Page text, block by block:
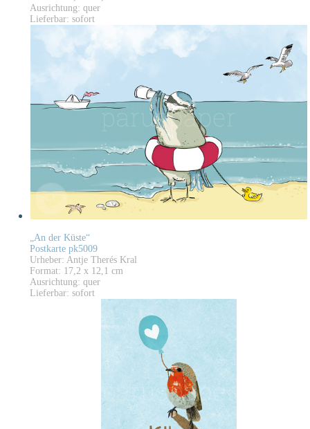
Ausrichtung: quer
Lieferbar: sofort
„An der Küste“
Postkarte pk5009
Urheber: Antje Therés Kral
Format: 17,2 x 12,1 cm
Ausrichtung: quer
Lieferbar: sofort